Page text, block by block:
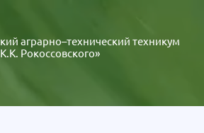
аграрно–технический техникум
Рокоссовского»